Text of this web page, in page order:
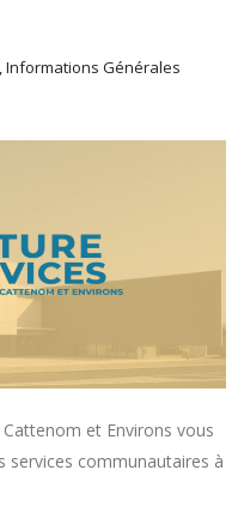
Informations Générales
et Environs vous
communautaires à